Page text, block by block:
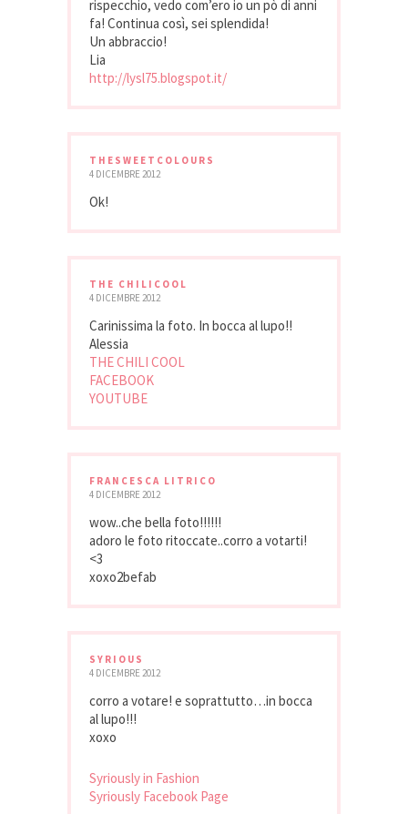
rispecchio, vedo com’ero io un pò di anni
fa! Continua così, sei splendida!
Un abbraccio!
Lia
http://lysl75.blogspot.it/
THESWEETCOLOURS
4 DICEMBRE 2012
Ok!
THE CHILICOOL
4 DICEMBRE 2012
Carinissima la foto. In bocca al lupo!!
Alessia
THE CHILI COOL
FACEBOOK
YOUTUBE
FRANCESCA LITRICO
4 DICEMBRE 2012
wow..che bella foto!!!!!!
adoro le foto ritoccate..corro a votarti!
<3
xoxo2befab
SYRIOUS
4 DICEMBRE 2012
corro a votare! e soprattutto…in bocca
al lupo!!!
xoxo
Syriously in Fashion
Syriously Facebook Page